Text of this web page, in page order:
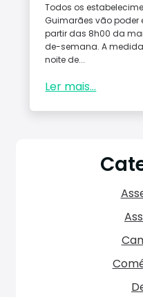
Todos os
Guimarães vão poder
partir das 8h00 da
de-semana. A
noite de...
Ler mais...